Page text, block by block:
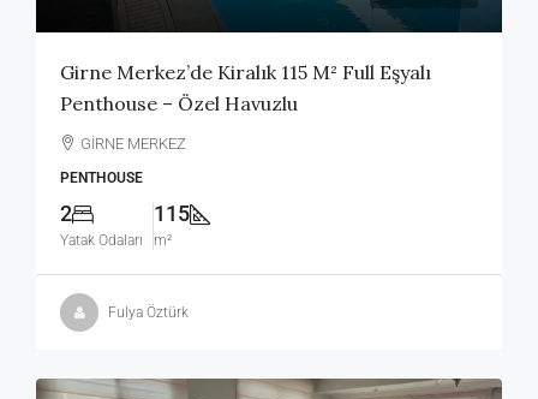
Girne Merkez’de Kiralık 115 M² Full Eşyalı
Penthouse – Özel Havuzlu
GİRNE MERKEZ
PENTHOUSE
2
Yatak Odaları
115
m²
Fulya Öztürk